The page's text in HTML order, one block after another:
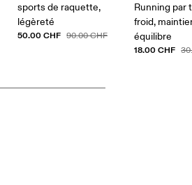
sports de raquette,
légèreté
50.00 CHF 90.00 CHF
Running par
froid,
équilibre
18.00 CHF